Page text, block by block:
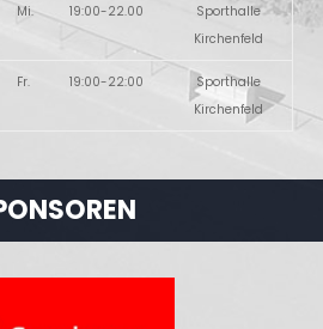
Mi. 19:00-22.00
Sporthalle
Kirchenfeld
Fr. 19:00-22:00
Sporthalle
Kirchenfeld